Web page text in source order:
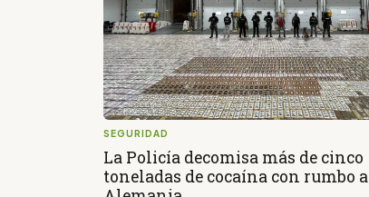
SEGURIDAD
La Policía decomisa más de cinco
toneladas de cocaína con rumbo a